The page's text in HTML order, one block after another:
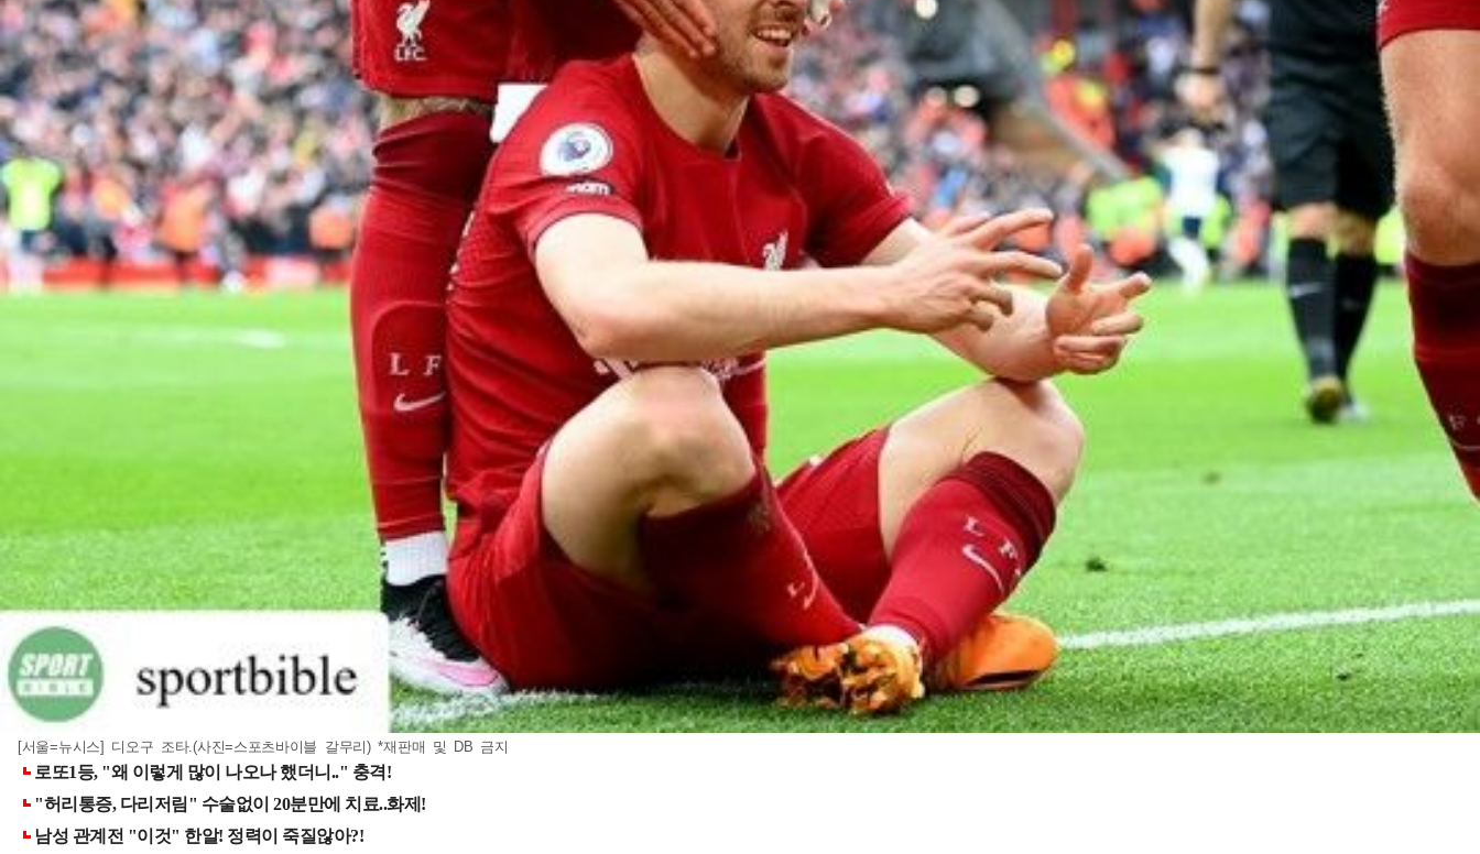
[서울=뉴시스] 디오구 조타.(사진=스포츠바이블 갈무리) *재판매 및 DB 금지